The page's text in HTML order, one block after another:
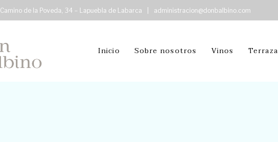
Camino de la Poveda, 34 – Lapuebla de Labarca administracion@donbalbino.com
Inicio Sobre nosotros Vinos Terraza